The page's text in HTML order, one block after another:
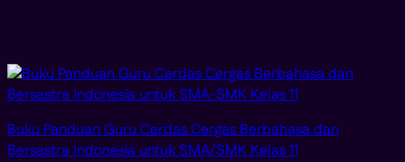
Buku Panduan Guru Cerdas Cergas Berbahasa dan
Bersastra Indonesia untuk SMA/SMK Kelas 11